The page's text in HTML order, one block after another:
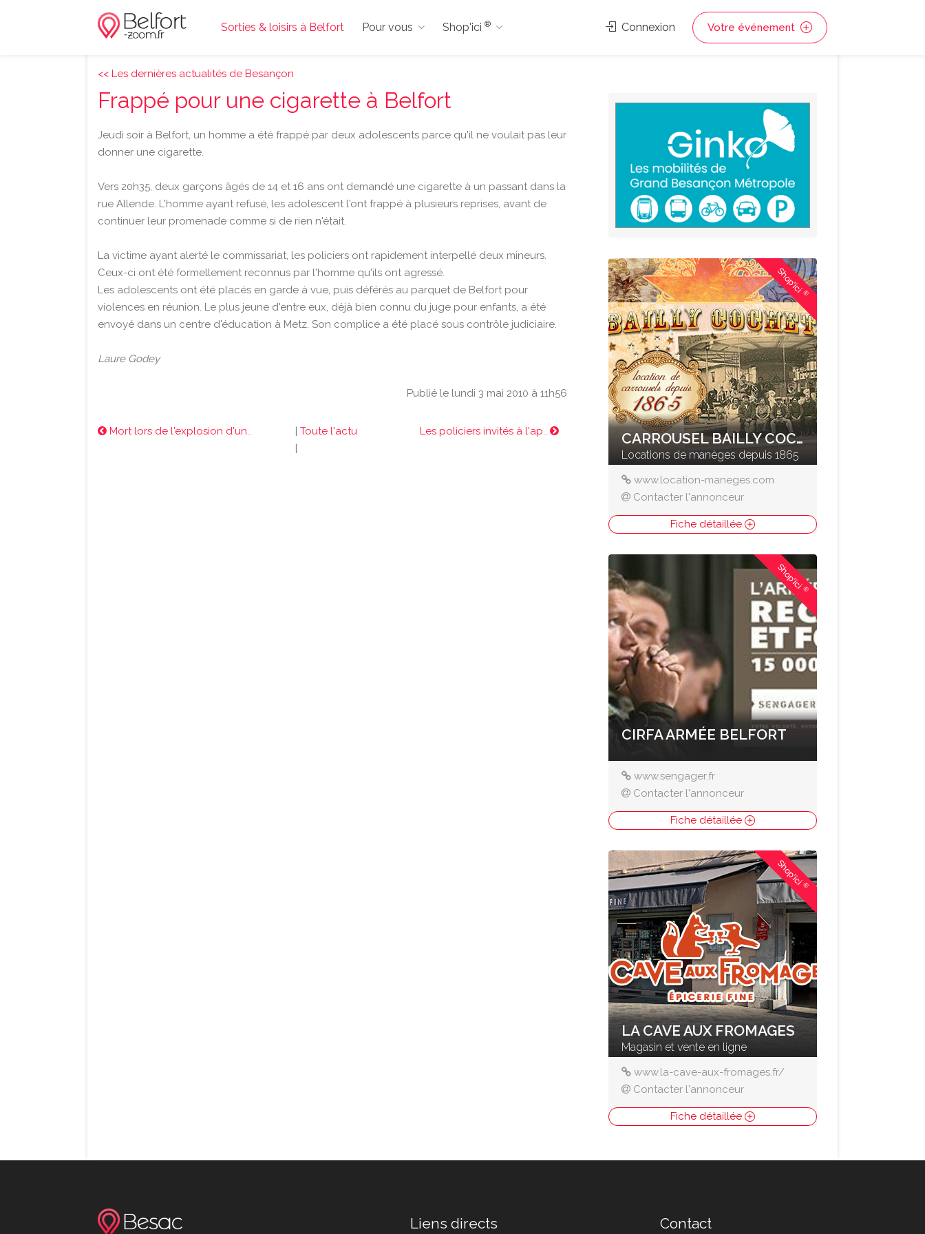
Sorties & loisirs à Belfort Pour vous Shop'ici® Connexion Votre événement
<< Les dernières actualités de Besançon
Frappé pour une cigarette à Belfort
Jeudi soir à Belfort, un homme a été frappé par deux adolescents parce qu'il ne voulait pas leur
donner une cigarette.
Vers 20h35, deux garçons âgés de 14 et 16 ans ont demandé une cigarette à un passant dans la
rue Allende. L'homme ayant refusé, les adolescent l'ont frappé à plusieurs reprises, avant de
continuer leur promenade comme si de rien n'était.
La victime ayant alerté le commissariat, les policiers ont rapidement interpellé deux mineurs.
Ceux-ci ont été formellement reconnus par l'homme qu'ils ont agressé.
Les adolescents ont été placés en garde à vue, puis déférés au parquet de Belfort pour
violences en réunion. Le plus jeune d'entre eux, déjà bien connu du juge pour enfants, a été
envoyé dans un centre d'éducation à Metz. Son complice a été placé sous contrôle judiciaire.
Laure Godey
Publié le lundi 3 mai 2010 à 11h56
Mort lors de l'explosion d'un.. | Toute l'actu
|
Les policiers invités à l'ap..
Shop'ici®
CARROUSEL BAILLY COCHET
Locations de manèges depuis 1865
www.location-maneges.com
Contacter l'annonceur
Fiche détaillée
Shop'ici®
CIRFA ARMÉE BELFORT
www.sengager.fr
Contacter l'annonceur
Fiche détaillée
Shop'ici®
LA CAVE AUX FROMAGES
Magasin et vente en ligne
www.la-cave-aux-fromages.fr/
Contacter l'annonceur
Fiche détaillée
Liens directs Contact